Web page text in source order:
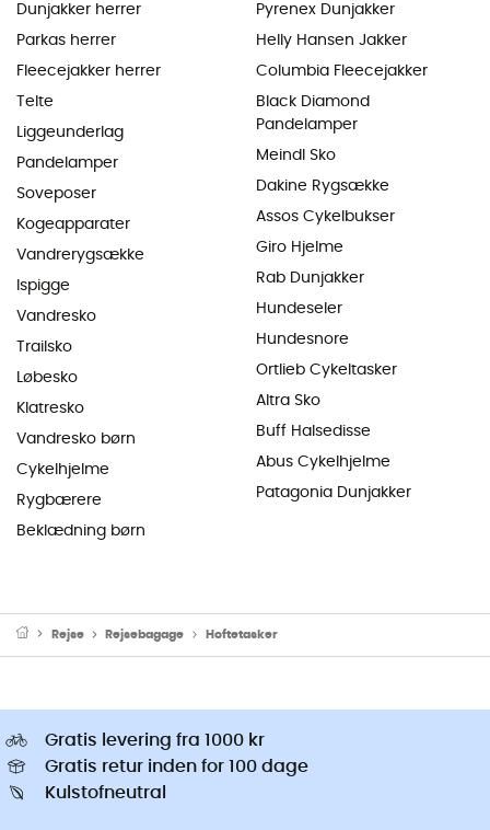
Dunjakker herrer
Parkas herrer
Fleecejakker herrer
Telte
Liggeunderlag
Pandelamper
Soveposer
Kogeapparater
Vandrerygsække
Ispigge
Vandresko
Trailsko
Løbesko
Klatresko
Vandresko børn
Cykelhjelme
Rygbærere
Beklædning børn
Pyrenex Dunjakker
Helly Hansen Jakker
Columbia Fleecejakker
Black Diamond
Pandelamper
Meindl Sko
Dakine Rygsække
Assos Cykelbukser
Giro Hjelme
Rab Dunjakker
Hundeseler
Hundesnore
Ortlieb Cykeltasker
Altra Sko
Buff Halsedisse
Abus Cykelhjelme
Patagonia Dunjakker
Rejse Rejsebagage Hoftetasker
Gratis levering fra 1000 kr
Gratis retur inden for 100 dage
Kulstofneutral